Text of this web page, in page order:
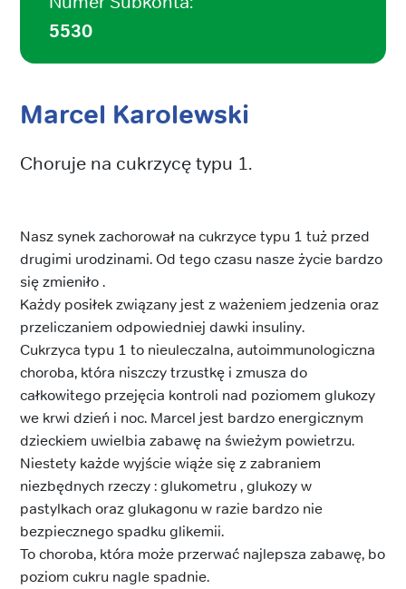
5530
Marcel Karolewski
Choruje na cukrzycę typu 1.
Nasz synek zachorował na cukrzyce typu 1 tuż przed
drugimi urodzinami. Od tego czasu nasze życie bardzo
się zmieniło .
Każdy posiłek związany jest z ważeniem jedzenia oraz
przeliczaniem odpowiedniej dawki insuliny.
Cukrzyca typu 1 to nieuleczalna, autoimmunologiczna
choroba, która niszczy trzustkę i zmusza do
całkowitego przejęcia kontroli nad poziomem glukozy
we krwi dzień i noc. Marcel jest bardzo energicznym
dzieckiem uwielbia zabawę na świeżym powietrzu.
Niestety każde wyjście wiąże się z zabraniem
niezbędnych rzeczy : glukometru , glukozy w
pastylkach oraz glukagonu w razie bardzo nie
bezpiecznego spadku glikemii.
To choroba, która może przerwać najlepsza zabawę, bo
poziom cukru nagle spadnie.